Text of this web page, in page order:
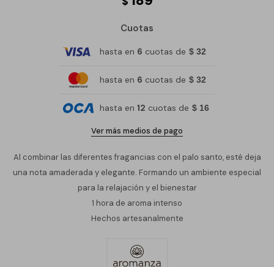
Cuotas
hasta en 6 cuotas de $ 32
hasta en 6 cuotas de $ 32
hasta en 12 cuotas de $ 16
Ver más medios de pago
Al combinar las diferentes fragancias con el palo santo, esté deja
una nota amaderada y elegante. Formando un ambiente especial
para la relajación y el bienestar
1 hora de aroma intenso
Hechos artesanalmente